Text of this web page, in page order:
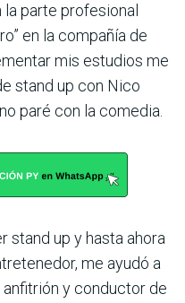
parte profesional
en la compañía de
mis estudios me
stand up con Nico
paré con la comedia.
stand up y hasta ahora
me ayudó a
y conductor de